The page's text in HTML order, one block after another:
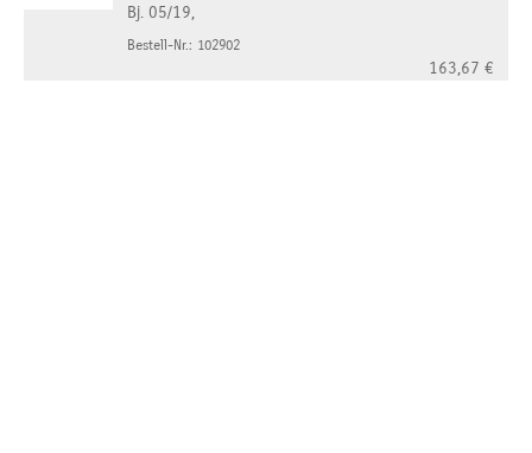
Bj. 05/19,
Bestell-Nr.: 102902
163,67 €